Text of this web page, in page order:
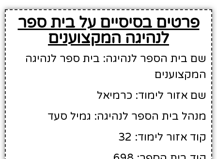
פרטים בסיסיים על בית ספר
לנהיגה המקצוענים
שם בית הספר לנהיגה: בית ספר לנהיגה
המקצוענים
שם אזור לימוד: כרמיאל
מנהל בית הספר לנהיגה: גמיל סעד
קוד אזור לימוד: 32